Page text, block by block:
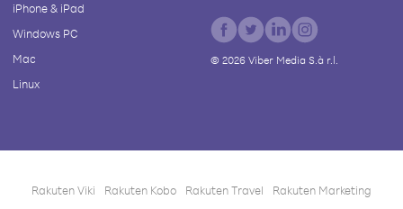
iPhone & iPad
Windows PC
Mac
Linux
© 2026Viber Media S.à r.l.
Rakuten Viki Rakuten Kobo Rakuten Travel Rakuten Marketing